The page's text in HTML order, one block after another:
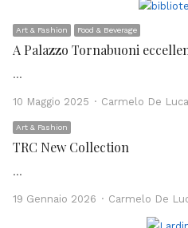
Art & Fashion Food & Beverage
A Palazzo Tornabuoni
…
10 Maggio 2025 Author
Carmelo De Luca
Art & Fashion
TRC New Collection
…
19 Gennaio 2026 Author
Carmelo De